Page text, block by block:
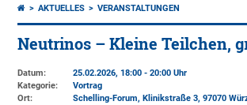
AKTUELLES VERANSTALTUNGEN
Neutrinos – Kleine Teilchen,
Datum:
25.02.2026, 18:00 - 20:00 Uhr
Kategorie:
Vortrag
Ort:
Schelling-Forum, Klinikstraße 3, 97070